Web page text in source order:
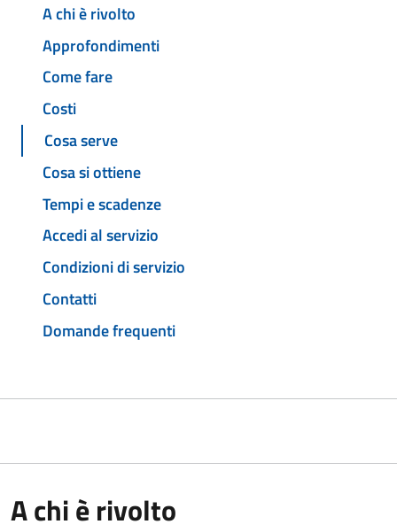
A chi è rivolto
Approfondimenti
Come fare
Costi
Cosa serve
Cosa si ottiene
Tempi e scadenze
Accedi al servizio
Condizioni di servizio
Contatti
Domande frequenti
A chi è rivolto